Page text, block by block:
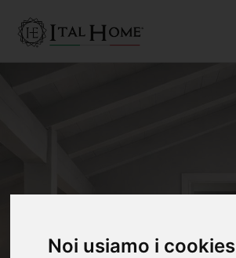
Noi usiamo i cookies